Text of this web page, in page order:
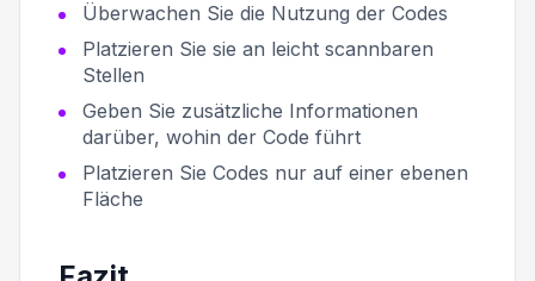
Überwachen Sie die Nutzung der Codes
Platzieren Sie sie an leicht scannbaren
Stellen
Geben Sie zusätzliche Informationen
darüber, wohin der Code führt
Platzieren Sie Codes nur auf einer ebenen
Fläche